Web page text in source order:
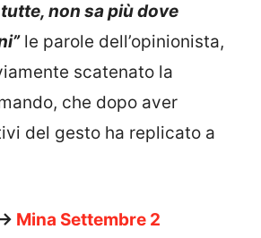
non sa più dove
le parole dell’opinionista,
scatenato la
che dopo aver
del gesto ha replicato a
Mina Settembre 2